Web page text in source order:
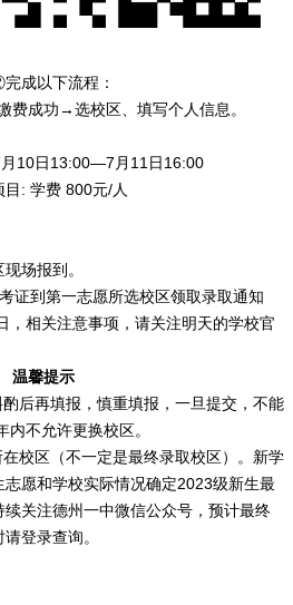
成以下流程：
成功→选校区、填写个人信息。
月10日13:00—7月11日16:00
目: 学费 800元/人
场报到。
证到第一志愿所选校区领取录取通知
相关注意事项，请关注明天的学校官
温馨提示
后再填报，慎重填报，一旦提交，不能
不允许更换校区。
校区（不一定是最终录取校区）。新学
愿和学校实际情况确定2023级新生最
关注德州一中微信公众号，预计最终
登录查询。